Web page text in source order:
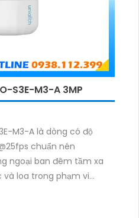
S3E-M3-A 3MP
M3-A là dòng có độ
chuẩn nén
ngoại ban đêm tầm xa
và loa trong phạm vi